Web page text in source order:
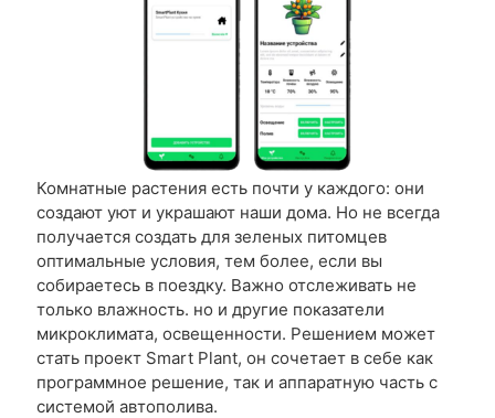
Комнатные растения есть почти у каждого: они
создают уют и украшают наши дома. Но не всегда
получается создать для зеленых питомцев
оптимальные условия, тем более, если вы
собираетесь в поездку. Важно отслеживать не
только влажность. но и другие показатели
микроклимата, освещенности. Решением может
стать проект Smart Plant, он сочетает в себе как
программное решение, так и аппаратную часть с
системой автополива.